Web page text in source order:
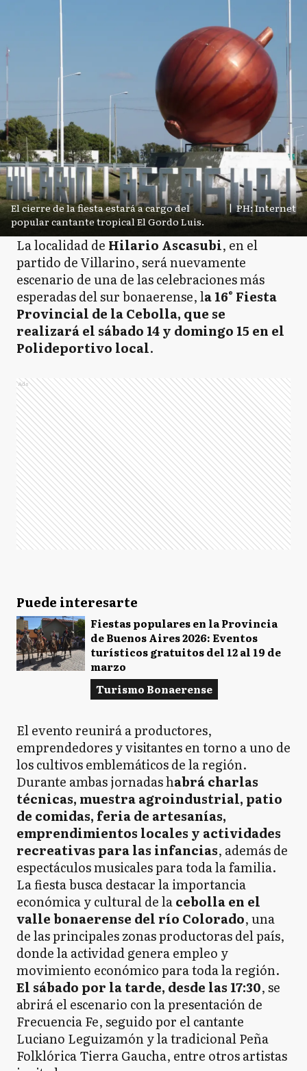
El cierre de la fiesta estará a cargo del
popular cantante tropical El Gordo Luis.
| PH: Internet
La localidad de Hilario Ascasubi, en el
partido de Villarino, será nuevamente
escenario de una de las celebraciones más
esperadas del sur bonaerense, la 16° Fiesta
Provincial de la Cebolla, que se
realizará el sábado 14 y domingo 15 en el
Polideportivo local.
Ads
Puede interesarte
Fiestas populares en la Provincia
de Buenos Aires 2026: Eventos
turísticos gratuitos del 12 al 19 de
marzo
Turismo Bonaerense
El evento reunirá a productores,
emprendedores y visitantes en torno a uno de
los cultivos emblemáticos de la región.
Durante ambas jornadas habrá charlas
técnicas, muestra agroindustrial, patio
de comidas, feria de artesanías,
emprendimientos locales y actividades
recreativas para las infancias, además de
espectáculos musicales para toda la familia.
La fiesta busca destacar la importancia
económica y cultural de lacebolla en el
valle bonaerense del río Colorado, una
de las principales zonas productoras del país,
donde la actividad genera empleo y
movimiento económico para toda la región.
El sábado por la tarde, desde las 17:30, se
abrirá el escenario con la presentación de
Frecuencia Fe, seguido por el cantante
Luciano Leguizamón y la tradicional Peña
Folklórica Tierra Gaucha, entre otros artistas